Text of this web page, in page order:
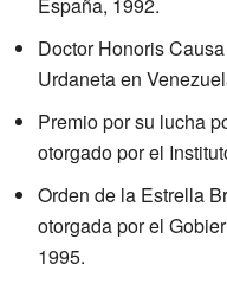
España, 1992.
Doctor Honoris
Urdaneta en
Premio por su lucha
otorgado por el
Orden de la Estrella
otorgada por el
1995.